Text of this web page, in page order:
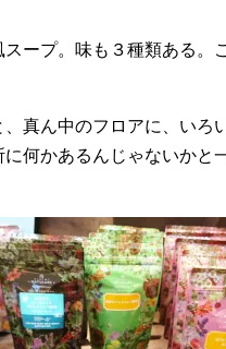
ープ。味も３種類ある。
真ん中のフロアに、いろ
何かあるんじゃないかと